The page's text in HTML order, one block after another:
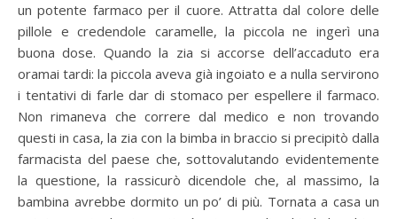
un potente farmaco per il cuore. Attratta dal colore delle
pillole e credendole caramelle, la piccola ne ingerì una
buona dose. Quando la zia si accorse dell’accaduto era
oramai tardi: la piccola aveva già ingoiato e a nulla servirono
i tentativi di farle dar di stomaco per espellere il farmaco.
Non rimaneva che correre dal medico e non trovando
questi in casa, la zia con la bimba in braccio si precipitò dalla
farmacista del paese che, sottovalutando evidentemente
la questione, la rassicurò dicendole che, al massimo, la
bambina avrebbe dormito un po’ di più. Tornata a casa un